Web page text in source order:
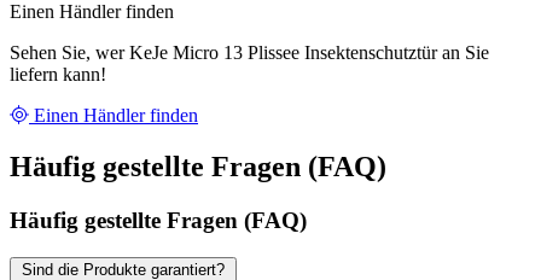
Einen Händler finden
Sehen Sie, wer KeJe Micro 13 Plissee Insektenschutztür an Sie
liefern kann!
Einen Händler finden
Häufig gestellte Fragen (FAQ)
Häufig gestellte Fragen (FAQ)
Sind die Produkte garantiert?